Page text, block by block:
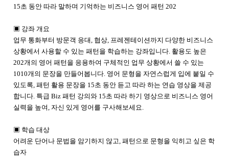
15초 동안 따라 말하며 기억하는 비즈니스 영어 패턴 202
▣ 강좌 개요
업무 통화부터 방문객 응대, 협상, 프레젠테이션까지 다양한 비즈니스
상황에서 사용할 수 있는 패턴을 학습하는 강좌입니다. 활용도 높은
202개의 영어 패턴을 응용하여 구체적인 업무 상황에서 쓸 수 있는
1010개의 문장을 만들어봅니다. 영어 문형을 자연스럽게 입에 붙일 수
있도록, 패턴 활용 문장을 15초 동안 듣고 따라 하는 연습 영상을 제공
합니다. 특급 Biz 패턴 강의와 15초 따라 하기 영상으로 비즈니스 영어
실력을 높여, 자신 있게 영어를 구사해보세요.
▣ 학습 대상
어려운 단어나 문법을 암기하지 않고, 패턴으로 문형을 익히고 싶은 학
습자